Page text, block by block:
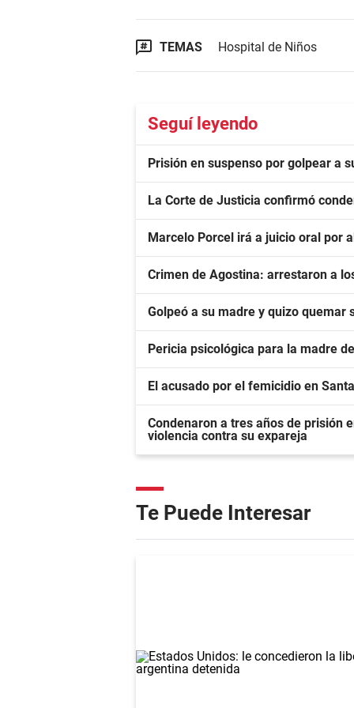
TEMAS Hospital de Niños
Seguí leyendo
Prisión en suspenso por golpear a
La Corte de Justicia confirmó
Marcelo Porcel irá a juicio oral por
Crimen de Agostina: arrestaron a
Golpeó a su madre y quizo quemar
Pericia psicológica para la madre
El acusado por el femicidio en
Condenaron a tres años de prisión
violencia contra su expareja
Te Puede Interesar